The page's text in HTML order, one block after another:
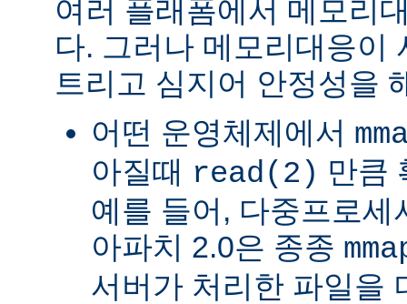
여러 플래폼에서 메모리
다. 그러나 메모리대응이
트리고 심지어 안정성을
어떤 운영체제에서
아질때 read(2) 만큼
예를 들어, 다중프로
아파치 2.0은 종종
서버가 처리한 파일을